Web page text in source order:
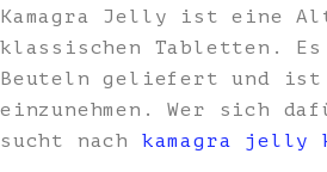
Kamagra Jelly ist eine
klassischen Tabletten.
Beuteln geliefert und
einzunehmen. Wer sich
sucht nach kamagra jelly